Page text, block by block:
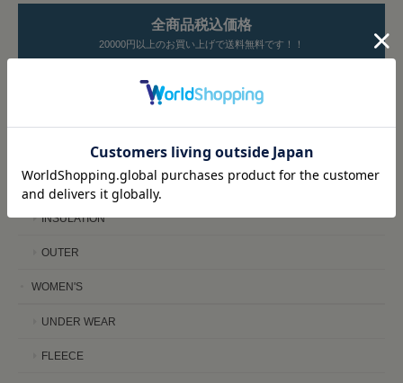
全商品税込価格
20000円以上のお買い上げで送料無料です！！
UNDER WEAR
FLEECE
INSULATION
OUTER
WOMEN'S
UNDER WEAR
FLEECE